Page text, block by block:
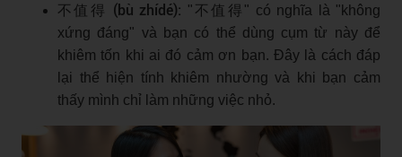
不值得 (bù zhídé): "不值得" có nghĩa là "không
xứng đáng" và bạn có thể dùng cụm từ này để
khiêm tốn khi ai đó cảm ơn bạn. Đây là cách đáp
lại thể hiện tính khiêm nhường và khi bạn cảm
thấy mình chỉ làm những việc nhỏ.